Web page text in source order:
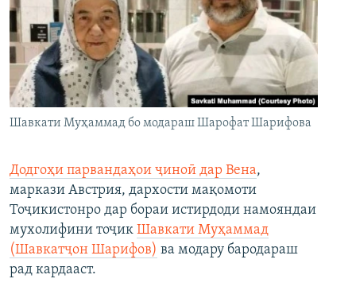
Шавкати Муҳаммад бо модараш Шарофат Шарифова
Додгоҳи парвандаҳои ҷиноӣ дар Вена,
маркази Австрия, дархости мақомоти
Тоҷикистонро дар бораи истирдоди намояндаи
мухолифини тоҷик Шавкати Муҳаммад
(Шавкатҷон Шарифов) ва модару бародараш
рад кардааст.